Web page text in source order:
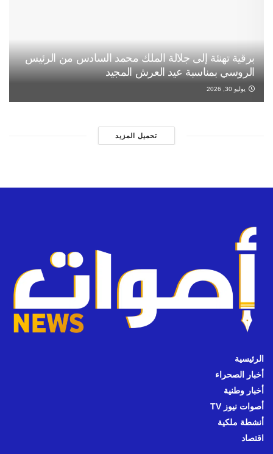
برقية تهنئة إلى جلالة الملك محمد السادس من الرئيس
الروسي بمناسبة عيد العرش المجيد
يوليو 30, 2026
تحميل المزيد
الرئيسية
أخبار الصحراء
أخبار وطنية
أصوات نيوز TV
أنشطة ملكية
اقتصاد